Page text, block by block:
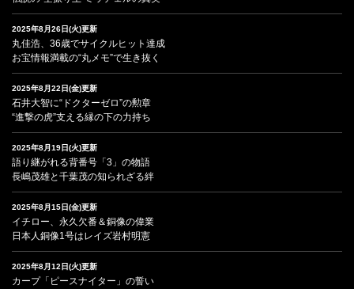
2025年8月26日(火)更新
丸佳浩、36歳でサイクルヒット達成
お宝情報満載の“丸メモ”で生き抜く
2025年8月22日(金)更新
石井大智に“ドクターゼロ”の勲章
“進撃の虎”支える縁の下の力持ち
2025年8月19日(火)更新
語り継がれる背番号「3」の物語
長嶋茂雄と千葉茂の知られざる絆
2025年8月15日(金)更新
イチロー、永久欠番＆銅像の偉業
日本人銅像1号はレイズ岩村明憲
2025年8月12日(火)更新
カープ「ピースナイター」の誓い